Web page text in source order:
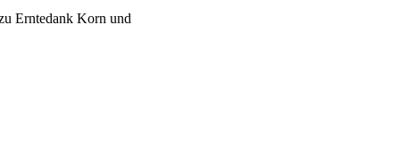
Erntedank Korn und